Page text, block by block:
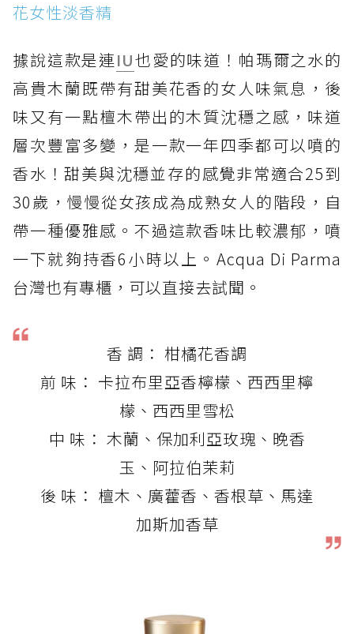
花女性淡香精
據說這款是連IU也愛的味道！帕瑪爾之水的
高貴木蘭既帶有甜美花香的女人味氣息，後
味又有一點檀木帶出的木質沈穩之感，味道
層次豐富多變，是一款一年四季都可以噴的
香水！甜美與沈穩並存的感覺非常適合25到
30歲，慢慢從女孩成為成熟女人的階段，自
帶一種優雅感。不過這款香味比較濃郁，噴
一下就夠持香6小時以上。Acqua Di Parma
台灣也有專櫃，可以直接去試聞。
香 調： 柑橘花香調
前 味： 卡拉布里亞香檸檬、西西里檸
檬、西西里雪松
中 味： 木蘭、保加利亞玫瑰、晚香
玉、阿拉伯茉莉
後 味： 檀木、廣藿香、香根草、馬達
加斯加香草